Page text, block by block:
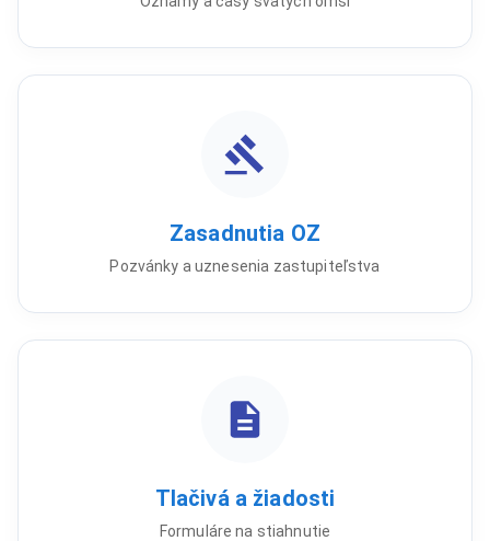
Zasadnutia OZ
Pozvánky a uznesenia zastupiteľstva
Tlačivá a žiadosti
Formuláre na stiahnutie